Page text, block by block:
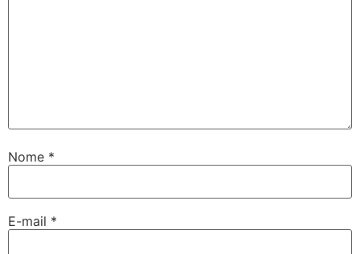
Nome *
E-mail *